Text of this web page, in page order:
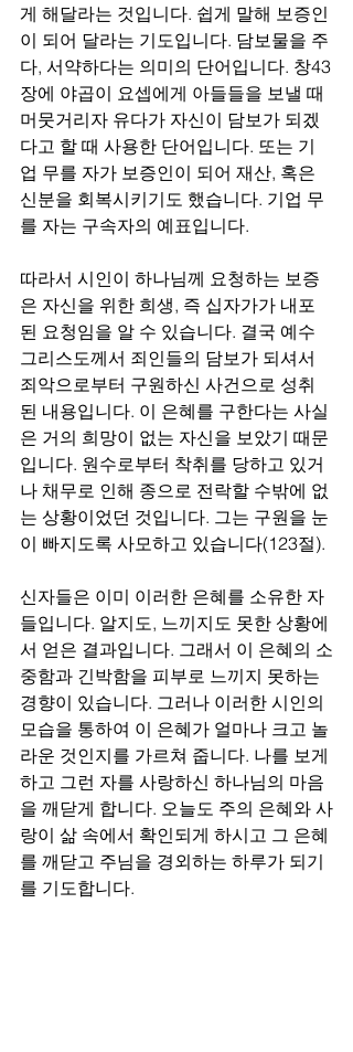
게 해달라는 것입니다. 쉽게 말해 보증인
이 되어 달라는 기도입니다. 담보물을 주
다, 서약하다는 의미의 단어입니다. 창43
장에 야곱이 요셉에게 아들들을 보낼 때
머뭇거리자 유다가 자신이 담보가 되겠
다고 할 때 사용한 단어입니다. 또는 기
업 무를 자가 보증인이 되어 재산, 혹은
신분을 회복시키기도 했습니다. 기업 무
를 자는 구속자의 예표입니다.
따라서 시인이 하나님께 요청하는 보증
은 자신을 위한 희생, 즉 십자가가 내포
된 요청임을 알 수 있습니다. 결국 예수
그리스도께서 죄인들의 담보가 되셔서
죄악으로부터 구원하신 사건으로 성취
된 내용입니다. 이 은혜를 구한다는 사실
은 거의 희망이 없는 자신을 보았기 때문
입니다. 원수로부터 착취를 당하고 있거
나 채무로 인해 종으로 전락할 수밖에 없
는 상황이었던 것입니다. 그는 구원을 눈
이 빠지도록 사모하고 있습니다(123절).
신자들은 이미 이러한 은혜를 소유한 자
들입니다. 알지도, 느끼지도 못한 상황에
서 얻은 결과입니다. 그래서 이 은혜의 소
중함과 긴박함을 피부로 느끼지 못하는
경향이 있습니다. 그러나 이러한 시인의
모습을 통하여 이 은혜가 얼마나 크고 놀
라운 것인지를 가르쳐 줍니다. 나를 보게
하고 그런 자를 사랑하신 하나님의 마음
을 깨닫게 합니다. 오늘도 주의 은혜와 사
랑이 삶 속에서 확인되게 하시고 그 은혜
를 깨닫고 주님을 경외하는 하루가 되기
를 기도합니다.